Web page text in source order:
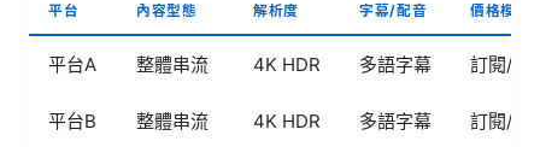
平台 內容型態 解析度 字幕/配音 價格模式
平台A 整體串流 4K HDR 多語字幕 訂閱/購
平台B 整體串流 4K HDR 多語字幕 訂閱/租